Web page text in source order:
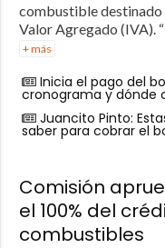
combustible destinado
Valor Agregado (IVA).
+ más
Inicia el pago del
cronograma y dónde
Juancito Pinto:
saber para cobrar el
Comisión
el 100% del
combustibles